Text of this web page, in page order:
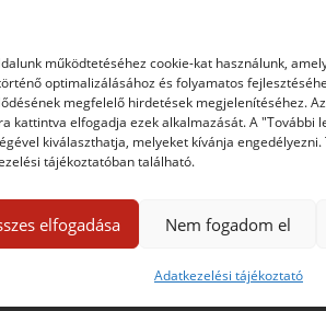
működtetéséhez cookie-kat használunk,
optimalizálásához és folyamatos
megfelelő hirdetések megjelenítéséhez.
kattintva elfogadja ezek alkalmazását. A "További
kiválaszthatja, melyeket kívánja
tájékoztatóban található.
elfogadása Nem fogadom el
Adatkezelési tájékoztató